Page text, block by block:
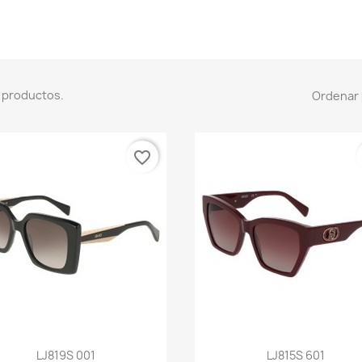
productos. Ordenar
Vista rápida
LJ819S 001
favorite_border
Vista rápida
LJ815S 601